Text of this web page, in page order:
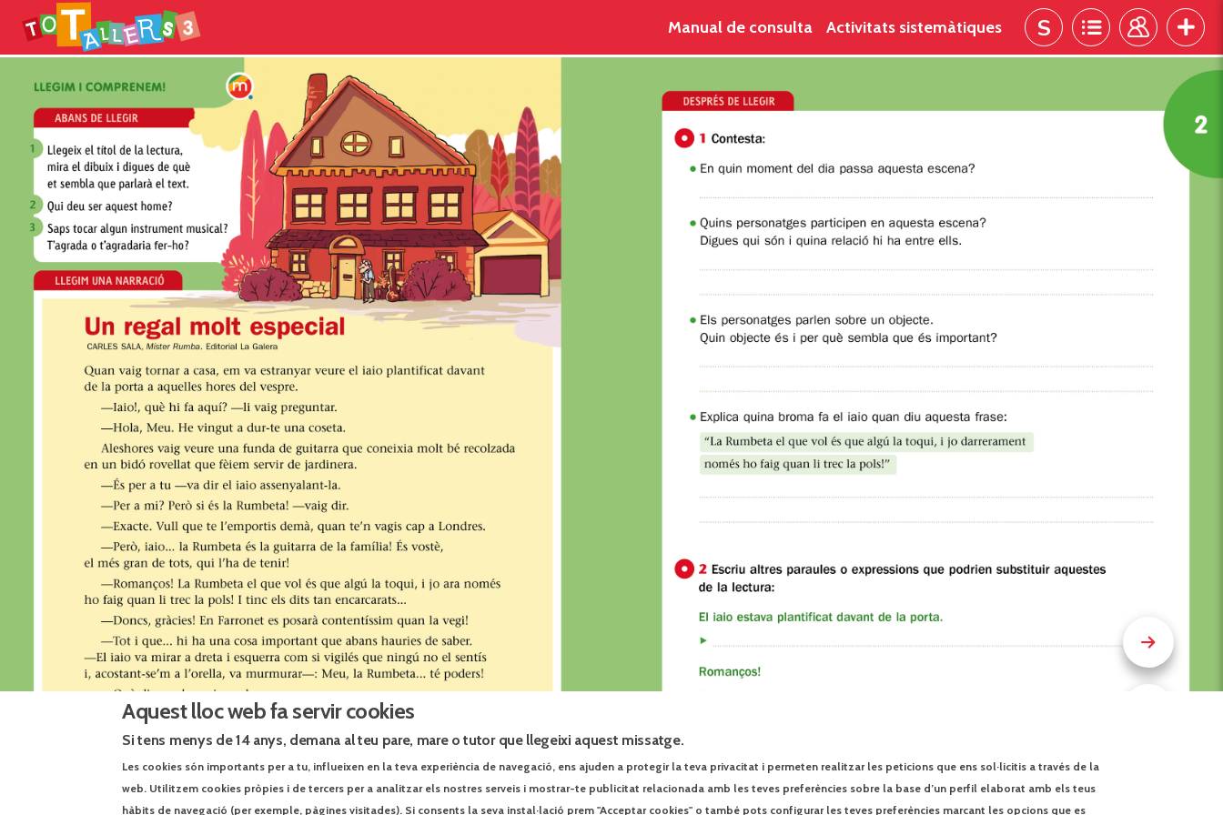
Manual de consulta Activitats sistemàtiques
Aquest lloc web fa servir cookies
Si tens menys de 14 anys, demana al teu pare, mare o tutor que llegeixi aquest missatge.
Les cookies són importants per a tu, influeixen en la teva experiència de navegació, ens ajuden a protegir la teva privacitat i permeten realitzar les peticions que ens sol·licitis a través de la
web. Utilitzem cookies pròpies i de tercers per a analitzar els nostres serveis i mostrar-te publicitat relacionada amb les teves preferències sobre la base d’un perfil elaborat amb els teus
hàbits de navegació (per exemple, pàgines visitades). Si consents la seva instal·lació prem "Acceptar cookies" o també pots configurar les teves preferències marcant les opcions que es